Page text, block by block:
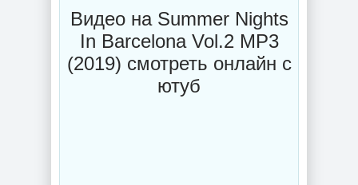
Видео на Summer Nights
In Barcelona Vol.2 MP3
(2019) смотреть онлайн с
ютуб